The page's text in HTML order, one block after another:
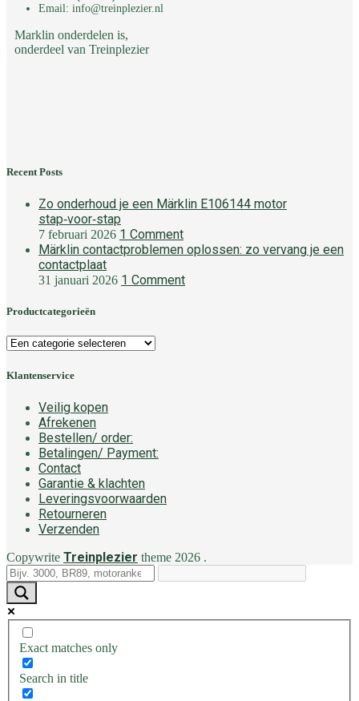
Email: info@treinplezier.nl
Marklin onderdelen is,
onderdeel van Treinplezier
Recent Posts
Zo onderhoud je een Märklin E106144 motor
stap‑voor‑stap
7 februari 2026 1 Comment
Märklin contactproblemen oplossen: zo vervang je een
contactplaat
31 januari 2026 1 Comment
Productcategorieën
Klantenservice
Veilig kopen
Afrekenen
Bestellen/ order:
Betalingen/ Payment:
Contact
Garantie & klachten
Leveringsvoorwaarden
Retourneren
Verzenden
Copywrite Treinplezier theme 2026 .
Exact matches only
Search in title